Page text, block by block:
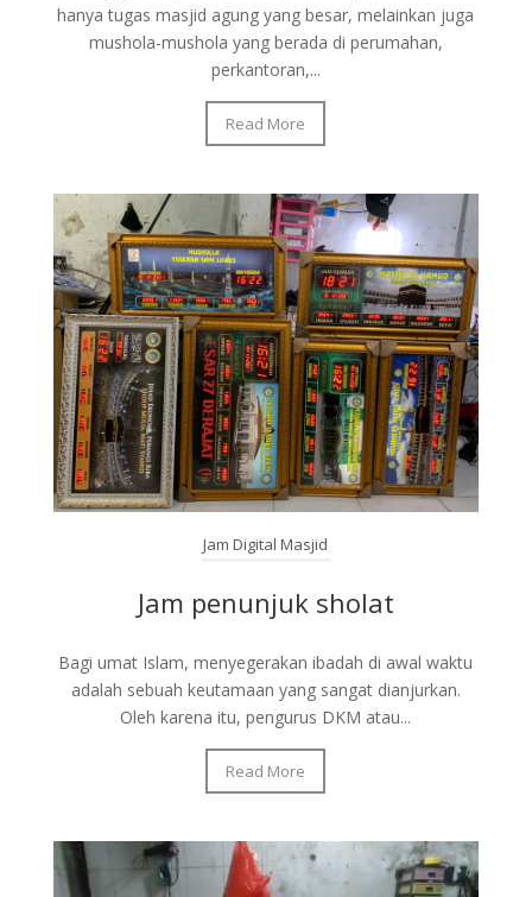
hanya tugas masjid agung yang besar, melainkan juga
mushola-mushola yang berada di perumahan,
perkantoran,...
Read More
Jam Digital Masjid
Jam penunjuk sholat
Bagi umat Islam, menyegerakan ibadah di awal waktu
adalah sebuah keutamaan yang sangat dianjurkan.
Oleh karena itu, pengurus DKM atau...
Read More